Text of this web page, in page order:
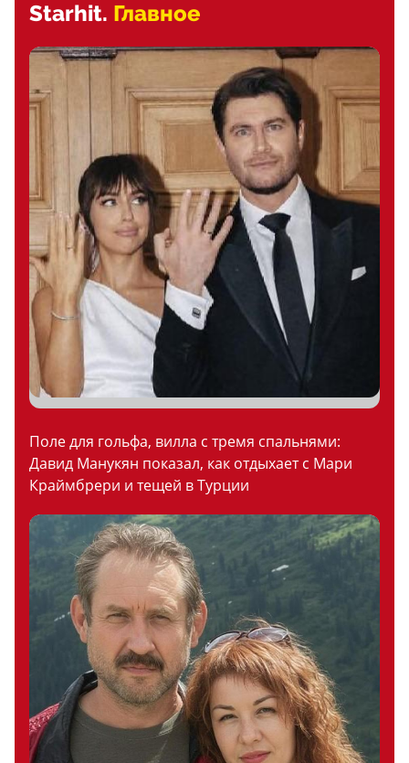
Starhit. Главное
Поле для гольфа, вилла с тремя спальнями:
Давид Манукян показал, как отдыхает с Мари
Краймбрери и тещей в Турции